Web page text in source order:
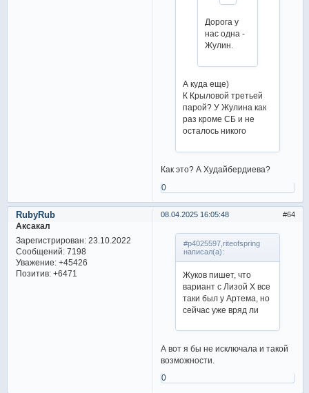
Дорога у
нас одна -
Жулин.
А куда еще)
К Крыловой третьей
парой? У Жулина как
раз кроме СБ и не
осталось никого
Как это? А Худайбердиева?
0
64
08.04.2025 16:05:48
RubyRub
Аксакал
Зарегистрирован: 23.10.2022
Сообщений:7198
Уважение: +45426
Позитив: +6471
#p4025597,riteofspring
написал(а):
Жуков пишет, что
вариант с Лизой Х все
таки был у Артема, но
сейчас уже вряд ли
А вот я бы не исключала и такой
возможности.
0